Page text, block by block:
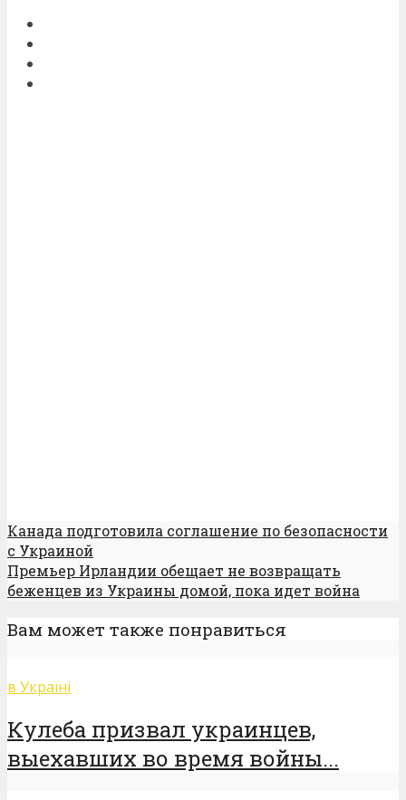
Канада подготовила соглашение по безопасности
с Украиной
Премьер Ирландии обещает не возвращать
беженцев из Украины домой, пока идет война
Вам может также понравиться
в Україні
Кулеба призвал украинцев,
выехавших во время войны...